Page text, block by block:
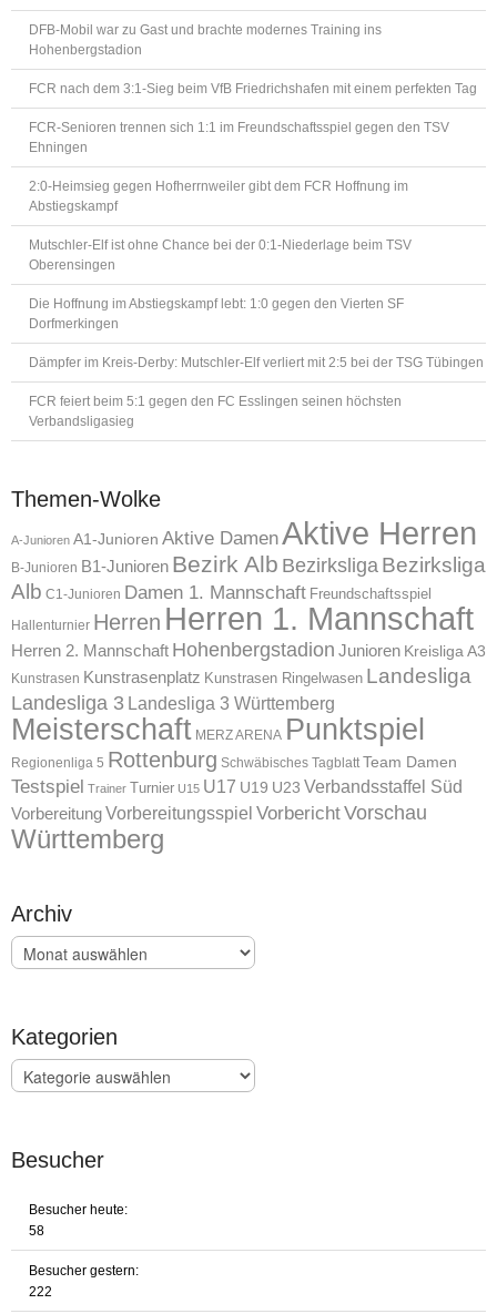
DFB-Mobil war zu Gast und brachte modernes Training ins
Hohenbergstadion
FCR nach dem 3:1-Sieg beim VfB Friedrichshafen mit einem perfekten Tag
FCR-Senioren trennen sich 1:1 im Freundschaftsspiel gegen den TSV
Ehningen
2:0-Heimsieg gegen Hofherrnweiler gibt dem FCR Hoffnung im
Abstiegskampf
Mutschler-Elf ist ohne Chance bei der 0:1-Niederlage beim TSV
Oberensingen
Die Hoffnung im Abstiegskampf lebt: 1:0 gegen den Vierten SF
Dorfmerkingen
Dämpfer im Kreis-Derby: Mutschler-Elf verliert mit 2:5 bei der TSG Tübingen
FCR feiert beim 5:1 gegen den FC Esslingen seinen höchsten
Verbandsligasieg
Themen-Wolke
A-Junioren A1-Junioren Aktive DamenAktive Herren
B-Junioren B1-Junioren Bezirk Alb Bezirksliga Bezirksliga
Alb C1-Junioren Damen 1. Mannschaft Freundschaftsspiel
Hallenturnier Herren Herren 1. Mannschaft
Herren 2. Mannschaft Hohenbergstadion Junioren Kreisliga A3
Kunstrasen Kunstrasenplatz Kunstrasen Ringelwasen Landesliga
Landesliga 3 Landesliga 3 Württemberg
Meisterschaft MERZ ARENA Punktspiel
Regionenliga 5 Rottenburg Schwäbisches Tagblatt Team Damen
Testspiel Trainer Turnier U15 U17 U19 U23 Verbandsstaffel Süd
VorbereitungVorbereitungsspiel VorberichtVorschau
Württemberg
Archiv
Archiv
Kategorien
Kategorien
Besucher
Besucher heute:
58
Besucher gestern:
222